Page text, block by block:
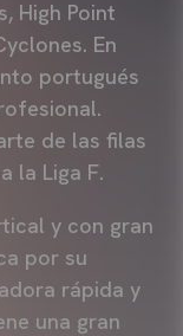
High Point
En
portugués
de las filas
la Liga F.
y con gran
por su
rápida y
una gran